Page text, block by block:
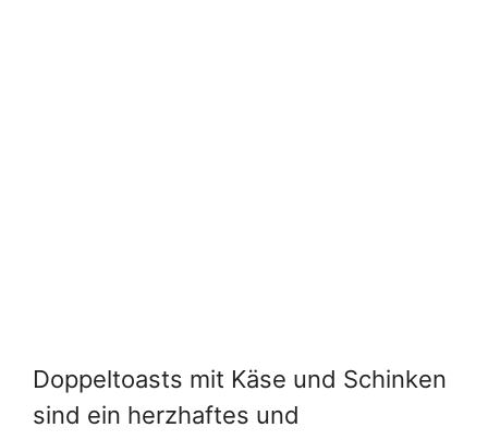
Käse schmilzt und das Brot
goldbraun und knusprig wird. Diese